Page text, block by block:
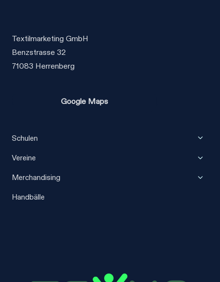
Textilmarketing GmbH
Benzstrasse 32
71083 Herrenberg
Google Maps
Schulen
Vereine
Merchandising
Handbälle